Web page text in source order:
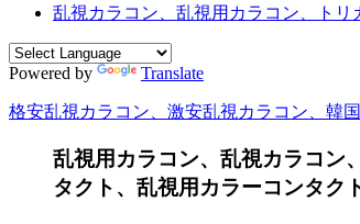
乱視カラコン、乱視用カラコン、トリ
Powered by Translate
格安乱視カラコン、激安乱視カラコン、韓
乱視用カラコン、乱視カラコン
タクト、乱視用カラーコンタク